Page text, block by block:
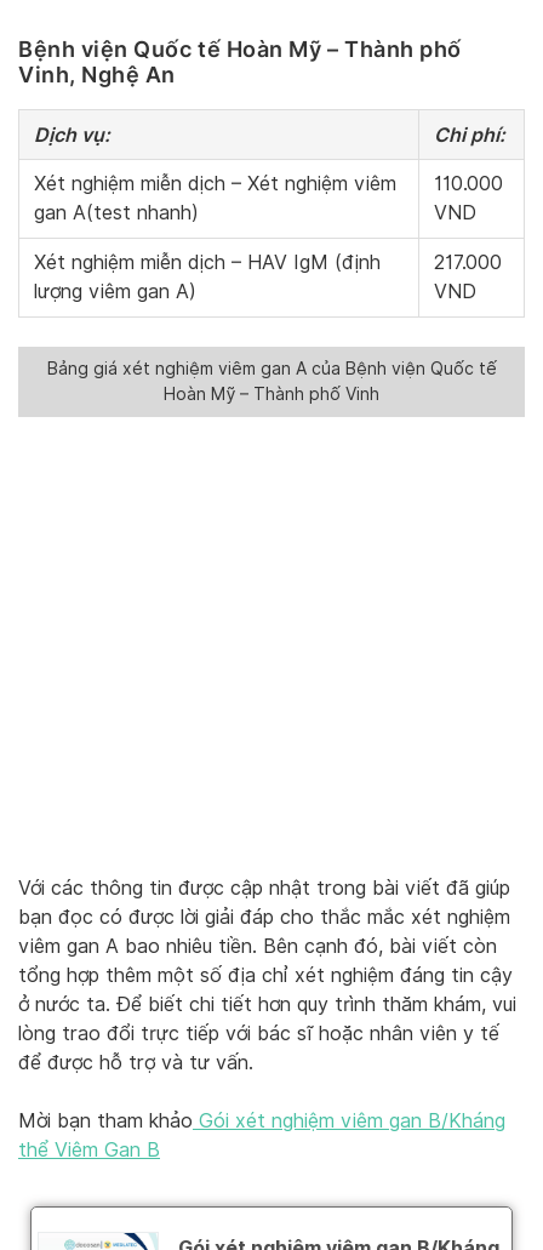
Bệnh viện Quốc tế Hoàn Mỹ – Thành phố
Vinh, Nghệ An
Dịch vụ: Chi phí:
Xét nghiệm miễn dịch – Xét nghiệm viêm
gan A(test nhanh)
110.000
VND
Xét nghiệm miễn dịch – HAV IgM (định
lượng viêm gan A)
217.000
VND
Bảng giá xét nghiệm viêm gan A của Bệnh viện Quốc tế
Hoàn Mỹ – Thành phố Vinh
Với các thông tin được cập nhật trong bài viết đã giúp
bạn đọc có được lời giải đáp cho thắc mắc xét nghiệm
viêm gan A bao nhiêu tiền. Bên cạnh đó, bài viết còn
tổng hợp thêm một số địa chỉ xét nghiệm đáng tin cậy
ở nước ta. Để biết chi tiết hơn quy trình thăm khám, vui
lòng trao đổi trực tiếp với bác sĩ hoặc nhân viên y tế
để được hỗ trợ và tư vấn.
Mời bạn tham khảo Gói xét nghiệm viêm gan B/Kháng
thể Viêm Gan B